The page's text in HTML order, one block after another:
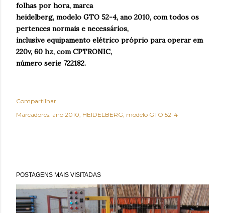
folhas por hora, marca
heidelberg, modelo GTO 52-4, ano 2010, com todos os
pertences normais e necessários,
inclusive equipamento elétrico próprio para operar em
220v, 60 hz, com CPTRONIC,
número serie 722182.
Compartilhar
Marcadores: ano 2010 HEIDELBERG modelo GTO 52-4
POSTAGENS MAIS VISITADAS